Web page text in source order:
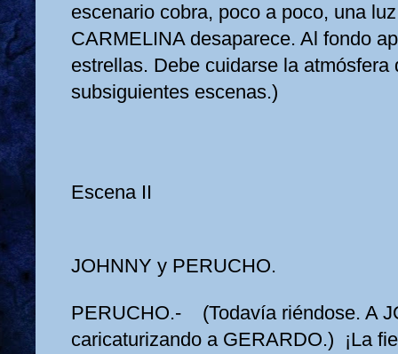
escenario cobra, poco a poco, una
CARMELINA desaparece. Al fondo
estrellas. Debe cuidarse la atmósfera
subsiguientes escenas.)
Escena II
JOHNNY y PERUCHO.
PERUCHO.- (Todavía riéndose. A
caricaturizando a GERARDO.) ¡La